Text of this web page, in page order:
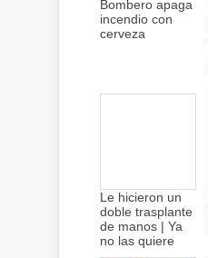
Bombero apaga
incendio con
cerveza
Le hicieron un
doble trasplante
de manos | Ya
no las quiere